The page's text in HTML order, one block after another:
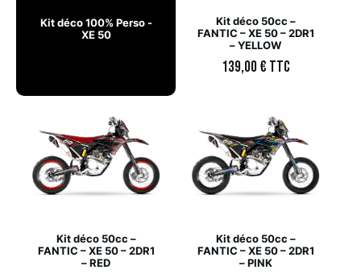
Kit déco 100% Perso -
XE 50
Kit déco 50cc –
FANTIC – XE 50 – 2DR1
– YELLOW
139,00€ TTC
Kit déco 50cc –
FANTIC – XE 50 – 2DR1
– RED
Kit déco 50cc –
FANTIC – XE 50 – 2DR1
– PINK